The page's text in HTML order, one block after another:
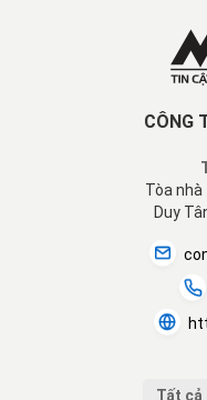
CÔNG
Tòa
Duy